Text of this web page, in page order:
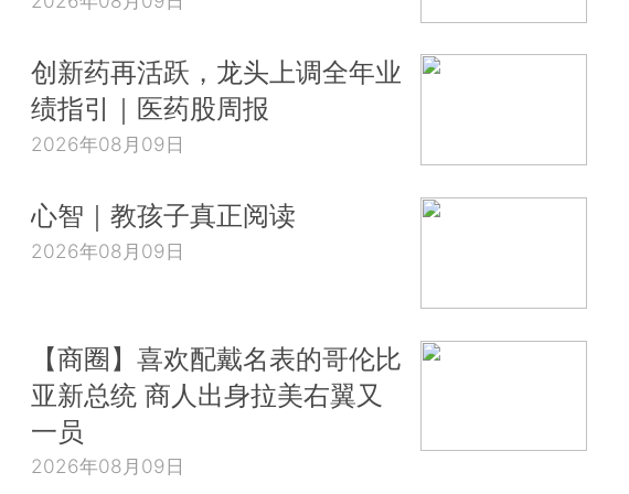
创新药再活跃，龙头上调全年业
绩指引｜医药股周报
2026年08月09日
心智｜教孩子真正阅读
2026年08月09日
【商圈】喜欢配戴名表的哥伦比
亚新总统 商人出身拉美右翼又
一员
2026年08月09日